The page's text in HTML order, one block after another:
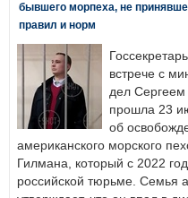
бывшего морпеха, не
правил и норм
встрече с
дел Сергеем
прошла 23
об
американского морского
Гилмана, который с 2022
российской тюрьме. Семья